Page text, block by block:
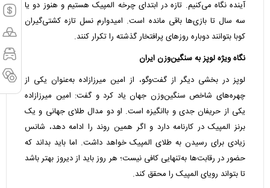
آینده نگاه می‌کنیم. تازه در ابتدای چرخه المپیک هستیم و هنوز دو یا
سه سال تا بازی‌ها باقی مانده است. امیدوارم نسل تازه کشتی‌گیران
کوبا بتوانند دوباره روز‌های پرافتخار گذشته را تکرار کنند.
نگاه ویژه لوپز به سنگین‌وزن ایران
لوپز در بخشی دیگر از گفت‌و‌گو، از امین میرزازاده به‌عنوان یکی از
چهره‌های شاخص سنگین‌وزن جهان یاد کرد و گفت: امین میرزازاده
یکی از حریفان جدی و باانگیزه است. او دو مدال طلای جهانی و یک
برنز المپیک در کارنامه دارد و اگر همین روند را ادامه دهد، شانس
زیادی برای رسیدن به طلای المپیک خواهد داشت. اما باید بداند که
حضور در رقابت‌ها به‌تنهایی کافی نیست؛ هر روز باید از دیروز بهتر باشد
تا بتواند رویای المپیک را محقق کند.